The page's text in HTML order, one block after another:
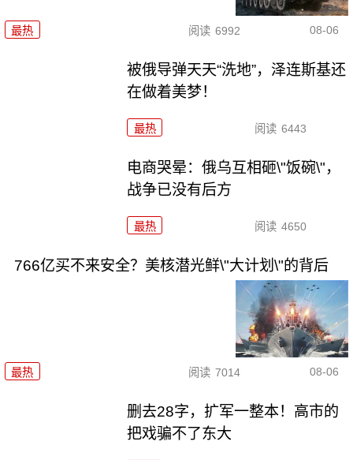
最热 阅读 6992 08-06
被俄导弹天天“洗地”，泽连斯基还
在做着美梦！
最热 阅读 6443
电商哭晕：俄乌互相砸\"饭碗\"，
战争已没有后方
最热 阅读 4650
766亿买不来安全？美核潜光鲜\"大计划\"的背后
最热 阅读 7014 08-06
删去28字，扩军一整本！高市的
把戏骗不了东大